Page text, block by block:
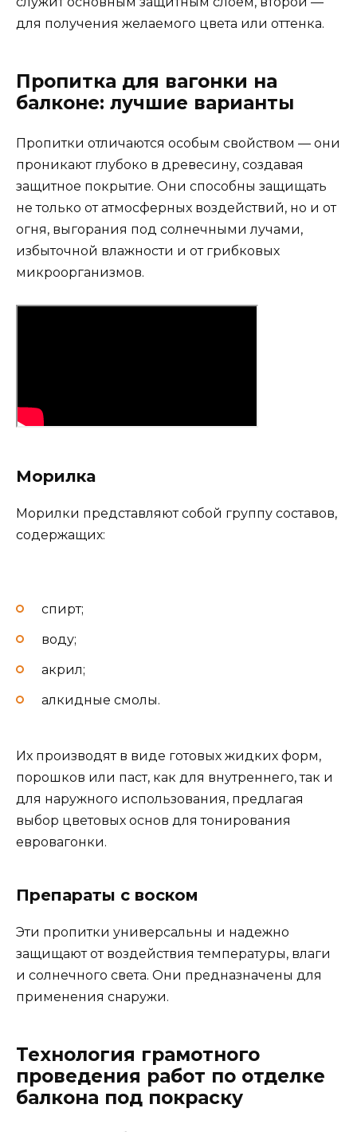
для получения желаемого цвета или оттенка.
Пропитка для вагонки на
балконе: лучшие варианты
Пропитки отличаются особым свойством — они
проникают глубоко в древесину, создавая
защитное покрытие. Они способны защищать
не только от атмосферных воздействий, но и от
огня, выгорания под солнечными лучами,
избыточной влажности и от грибковых
микроорганизмов.
Морилка
Морилки представляют собой группу составов,
содержащих:
спирт;
воду;
акрил;
алкидные смолы.
Их производят в виде готовых жидких форм,
порошков или паст, как для внутреннего, так и
для наружного использования, предлагая
выбор цветовых основ для тонирования
евровагонки.
Препараты с воском
Эти пропитки универсальны и надежно
защищают от воздействия температуры, влаги
и солнечного света. Они предназначены для
применения снаружи.
Технология грамотного
проведения работ по отделке
балкона под покраску